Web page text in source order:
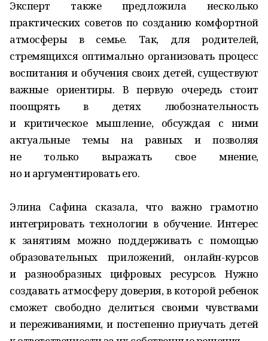
Эксперт также предложила несколько
практических советов по созданию комфортной
атмосферы в семье. Так, для родителей,
стремящихся оптимально организовать процесс
воспитания и обучения своих детей, существуют
важные ориентиры. В первую очередь стоит
поощрять в детях любознательность
и критическое мышление, обсуждая с ними
актуальные темы на равных и позволяя
не только выражать свое мнение,
но и аргументировать его.
Элина Сафина сказала, что важно грамотно
интегрировать технологии в обучение. Интерес
к занятиям можно поддерживать с помощью
образовательных приложений, онлайн-курсов
и разнообразных цифровых ресурсов. Нужно
создавать атмосферу доверия, в которой ребенок
сможет свободно делиться своими чувствами
и переживаниями, и постепенно приучать детей